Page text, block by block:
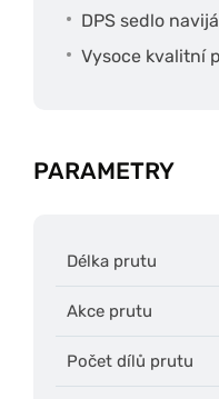
DPS sedlo
Vysoce kvalitní
PARAMETRY
Délka prutu
Akce prutu
Počet dílů prutu